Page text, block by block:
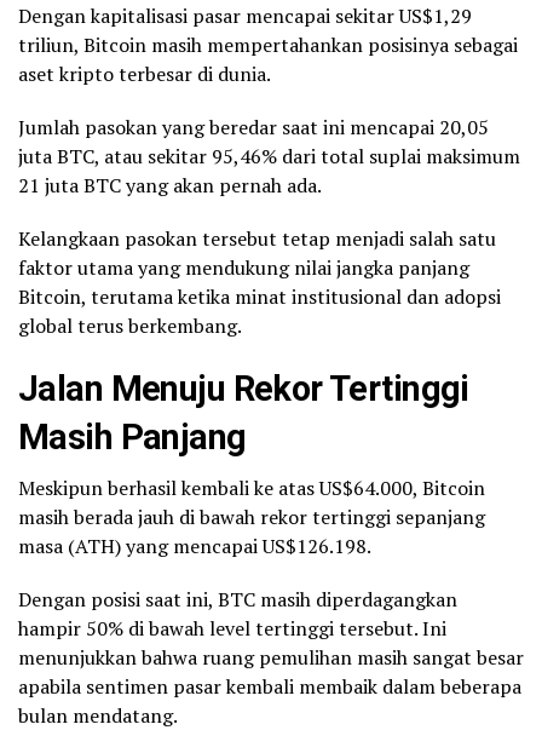
Dengan kapitalisasi pasar mencapai sekitar US$1,29
triliun, Bitcoin masih mempertahankan posisinya sebagai
aset kripto terbesar di dunia.
Jumlah pasokan yang beredar saat ini mencapai 20,05
juta BTC, atau sekitar 95,46% dari total suplai maksimum
21 juta BTC yang akan pernah ada.
Kelangkaan pasokan tersebut tetap menjadi salah satu
faktor utama yang mendukung nilai jangka panjang
Bitcoin, terutama ketika minat institusional dan adopsi
global terus berkembang.
Jalan Menuju Rekor Tertinggi
Masih Panjang
Meskipun berhasil kembali ke atas US$64.000, Bitcoin
masih berada jauh di bawah rekor tertinggi sepanjang
masa (ATH) yang mencapai US$126.198.
Dengan posisi saat ini, BTC masih diperdagangkan
hampir 50% di bawah level tertinggi tersebut. Ini
menunjukkan bahwa ruang pemulihan masih sangat besar
apabila sentimen pasar kembali membaik dalam beberapa
bulan mendatang.